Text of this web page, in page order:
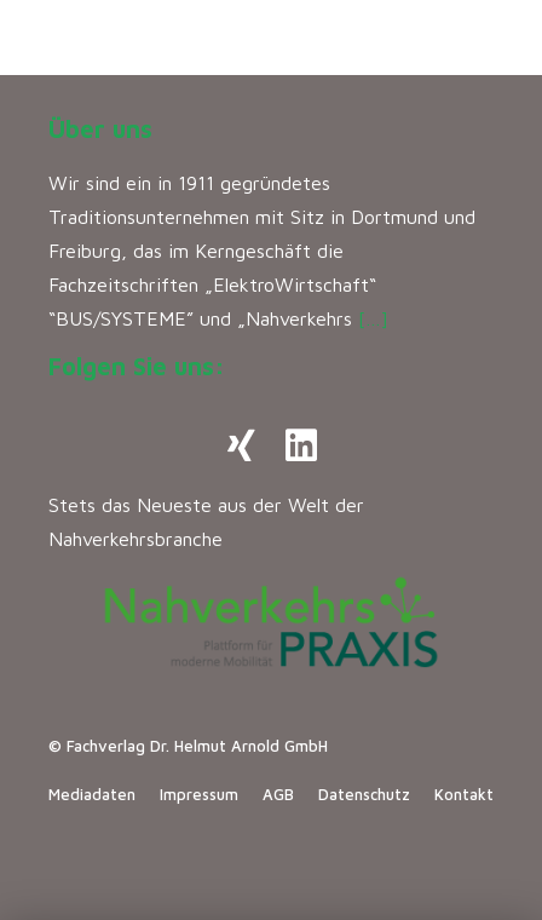
Über uns
Wir sind ein in 1911 gegründetes
Traditionsunternehmen mit Sitz in Dortmund und
Freiburg, das im Kerngeschäft die
Fachzeitschriften „ElektroWirtschaft“
“BUS/SYSTEME” und „Nahverkehrs […]
Folgen Sie uns:
Stets das Neueste aus der Welt der
Nahverkehrsbranche
© Fachverlag Dr. Helmut Arnold GmbH
Mediadaten Impressum AGB Datenschutz Kontakt